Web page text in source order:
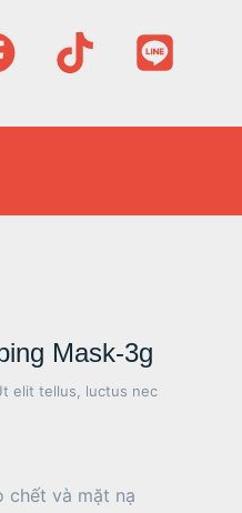
Mask-3g
elit tellus, luctus nec
chết và mặt nạ